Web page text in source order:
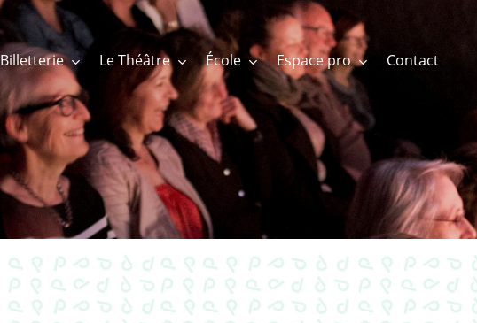
Billetterie Le Théâtre École Espace pro Contact